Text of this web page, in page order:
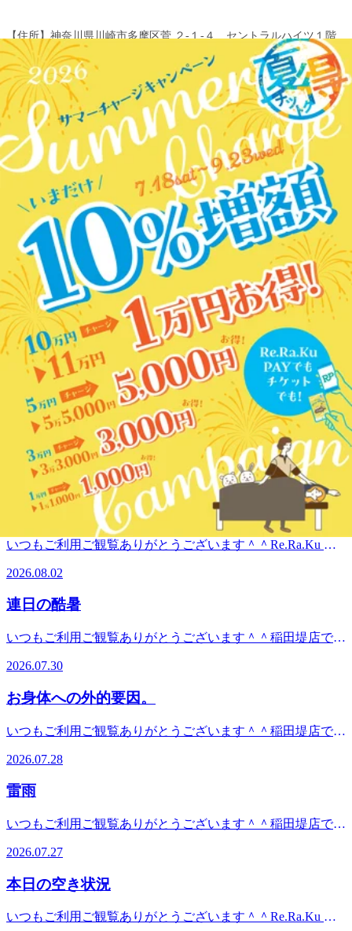
【住所】神奈川県川崎市多摩区菅 ２-１‐４ セントラルハイツ１階
【TEL】044(299)7198
【アクセス】
JR⇔京王線の乗り換え途中にあります。JR南武線「稲田堤」駅より
徒歩1分。京王相模原線「京王稲田堤」駅南口より徒歩6分。宝くじ
売り場の正面、ケバブ屋と眼鏡屋の間にあります。駐輪場有り、駐
車場→近隣パーキングをご利用ください。南武線、京王線をご利用
の方はぜひ当店へお越しください。
WEB予約する
電話予約する 044-299-7198
最近のブログ
お休みをお身体ケアに。
いつもご利用ご観覧ありがとうございます＾＾稲田堤店で
す。今日も猛暑の1日になりそうですね^^;お休みに入られて
る方もいらっしゃる様なので是非、この機会にお身体のメン
テナンスを気にかけてくださいね＾＾
☆★☆★☆★☆★☆★☆★☆★☆★☆★☆★☆★本日の出勤
スタッフ♪8/8(土) ★オカヤ★タカハシご案内可能です＾
＾ ※随時枠は埋まっていきますので、ご来店前にお電話・
Webでの確認・ご予約をオススメします。 ＝★＝☆＝★
＝☆＝★＝☆＝★＝☆＝★＝☆＝★＝☆＝☆＝★「マッサー
ジ」ファンに人気の！ボディケア＆肩甲骨ストレッチ新しい
健康サービスを考えるRe.Ra.Ku(リラク) 稲田堤店この機会に
是非、お試しください♪【営業時間】平日：12:00～21:00(最
【住所】神奈川県川崎市多摩区菅 ２-１‐４ セントラルハイ
換え途中にあります。JR南武線「稲田堤」駅より徒歩1分。
り場の正面、ケバブ屋と眼鏡屋の間にあります。駐輪場有
王線をご利用の方はぜひ当店へお越しください。
2026.08.08
異常気象。
いつもご利用ご観覧ありがとうございます＾＾稲田堤店で
す。世界で異常気象や災害が多いですね。日頃の備えを心掛
けたいものです。今日も猛暑ですね。お疲れを溜めこむ前の
ケアで、猛暑に立ち向かえるお身体作りを意識してください
ね。☆★☆★☆★☆★☆★☆★☆★☆★☆★☆★☆★本日の
出勤スタッフ♪8/6(水) ★オカヤご案内可能です＾＾ ※随
時枠は埋まっていきますので、ご来店前にお電話・Webでの
確認・ご予約をオススメします。 ＝★＝☆＝★＝☆＝★
＝☆＝★＝☆＝★＝☆＝★＝☆＝☆＝★「マッサージ」ファ
ンに人気の！ボディケア＆肩甲骨ストレッチ新しい健康サー
ビスを考えるRe.Ra.Ku(リラク) 稲田堤店この機会に是非、お
試しください♪【営業時間】平日：12:00～21:00(最終受付
神奈川県川崎市多摩区菅 ２-１‐４ セントラルハイツ１階
中にあります。JR南武線「稲田堤」駅より徒歩1分。京王相
正面、ケバブ屋と眼鏡屋の間にあります。駐輪場有り、駐車
利用の方はぜひ当店へお越しください。
2026.08.06
本日の空き状況
いつもご利用ご観覧ありがとうございます＾＾Re.Ra.Ku 稲
す！少しでもお疲れを感じていたら、ぜひリラクで一緒にお
身体のケアをしていきましょう！みなさまのご来店をお待ち
しておりま
の出勤スタッフ♪8/2(日) ★オカヤ★フタミご案内可能です
＾＾ ※随時枠は埋まっていきますので、ご来店前にお電
★＝☆＝★＝☆＝★＝☆＝★＝☆＝★＝☆＝☆＝★「マッサ
ージ」ファンに人気の！ボディケア＆肩甲骨ストレッチ新し
い健康サービスを考えるRe.Ra.Ku(リラク) 稲田堤店この機会
21:00(最終受付20:20)休日：11:00～21:00(最終受付20:20)【住
階【TEL】044(299)7198【アクセス】JR⇔京王線の乗り換え
相模原線「京王稲田堤」駅南口より徒歩6分。宝くじ売り場
車場→近隣パーキングをご利用ください。南武線、京王線を
ご利用の方はぜひ当店へお越しください。
2026.08.02
連日の酷暑
いつもご利用ご観覧ありがとうございます＾＾稲田堤店で
頃のお疲れと身体には色々なストレスがかかります。是非、
お疲れを溜めこむ前のケアをオススメします＾＾元気なお身
体で酷暑に立ち向かいましょう！！
スタッフ♪7/30(木) ★オカヤ★フタミご案内可能です＾＾
※随時枠は埋まっていきますので、ご来店前にお電話・Web
での確認・ご予約をオススメします。 ＝★＝☆＝★＝☆
＝★＝☆＝★＝☆＝★＝☆＝★＝☆＝☆＝★「マッサージ」
ファンに人気の！ボディケア＆肩甲骨ストレッチ新しい健康
サービスを考えるRe.Ra.Ku(リラク) 稲田堤店この機会に是
受付20：20） 休日：11:00～21：00 （最終受付20：20)【住
階【TEL】044(299)7198【アクセス】JR⇔京王線の乗り換え
相模原線「京王稲田堤」駅南口より徒歩6分。宝くじ売り場
2026.07.30
お身体への外的要因。
いつもご利用ご観覧ありがとうございます＾＾稲田堤店で
活などで、自律神経も乱れやすくなります。お疲れを溜めこ
んだお身体は更に頑張る状態になります。是非、お疲れを溜
めこむ前のケアで、少しでも日常生活を快適に過ごしていき
☆★☆★☆★☆★☆★☆★☆★☆★☆★☆★☆★本日の出勤
スタッフ♪7/28(火) ★オカヤ★フタミご案内可能です＾＾
での確認・ご予約をオススメします。 ＝★＝☆＝★＝☆
＝★＝☆＝★＝☆＝★＝☆＝★＝☆＝☆＝★「マッサージ」
ファンに人気の！ボディケア＆肩甲骨ストレッチ新しい健康
2026.07.28
雷雨
いつもご利用ご観覧ありがとうございます＾＾稲田堤店で
の変化も起きやすいので、お疲れが溜まる前のケアをオスス
メします！☆★☆★☆★☆★☆★☆★☆★☆★☆★☆★☆★
本日の出勤スタッフ♪7/27(月) ★オカヤ★フタミご案内可能
電話・Webでの確認・ご予約をオススメします。 ＝★＝
2026.07.27
本日の空き状況
いつもご利用ご観覧ありがとうございます＾＾Re.Ra.Ku 稲